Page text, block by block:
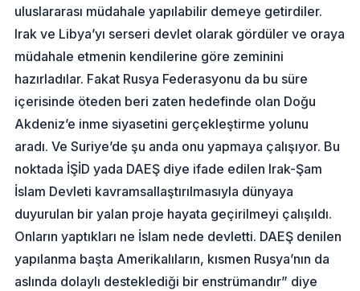
uluslararası müdahale yapılabilir demeye getirdiler.
Irak ve Libya’yı serseri devlet olarak gördüler ve oraya
müdahale etmenin kendilerine göre zeminini
hazırladılar. Fakat Rusya Federasyonu da bu süre
içerisinde öteden beri zaten hedefinde olan Doğu
Akdeniz’e inme siyasetini gerçekleştirme yolunu
aradı. Ve Suriye’de şu anda onu yapmaya çalışıyor. Bu
noktada İŞİD yada DAEŞ diye ifade edilen Irak-Şam
İslam Devleti kavramsallaştırılmasıyla dünyaya
duyurulan bir yalan proje hayata geçirilmeyi çalışıldı.
Onların yaptıkları ne İslam nede devletti. DAEŞ denilen
yapılanma başta Amerikalıların, kısmen Rusya’nın da
aslında dolaylı desteklediği bir enstrümandır” diye